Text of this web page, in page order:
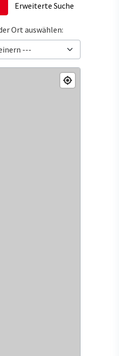
Erweiterte Suche
Ort auswählen: